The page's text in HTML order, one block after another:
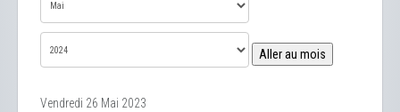
Aller au mois
Vendredi 26 Mai 2023